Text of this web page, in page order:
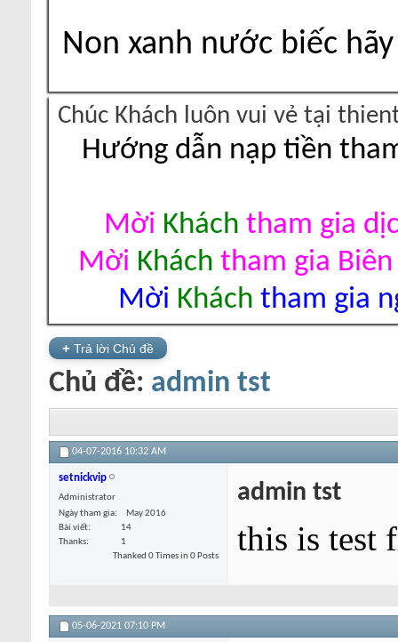
Non xanh nước biếc
Chúc Khách luôn vui vẻ tại
Hướng dẫn nạp tiền
Mời Khách tham gia
Mời Khách tham gia
Mời Khách tham gia
+ Trả lời Chủ đề
Chủ đề: admin tst
04-07-2016 10:32 AM
setnickvip
Administrator
Ngày tham gia
May 2016
Bài viết
14
Thanks
1
Thanked 0 Times in 0 Posts
admin tst
this is test
05-06-2021 07:10 PM